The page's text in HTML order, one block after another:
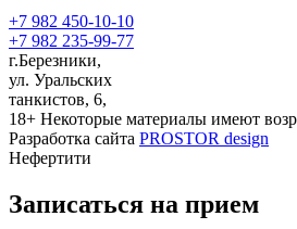
+7 982 450-10-10
+7 982 235-99-77
г.Березники,
ул. Уральских
танкистов, 6,
18+ Некоторые материалы имеют
Разработка сайта PROSTOR design
Нефертити
Записаться на прием